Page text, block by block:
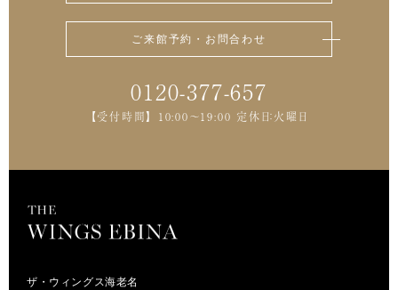
ご来館予約・お問合わせ
0120-377-657
【受付時間】 10:00～19:00 定休日：火曜日
ザ・ウィングス海老名